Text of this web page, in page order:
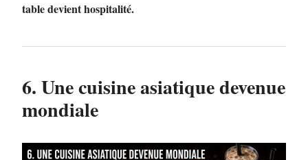
table devient hospitalité.
6. Une cuisine asiatique devenue
mondiale